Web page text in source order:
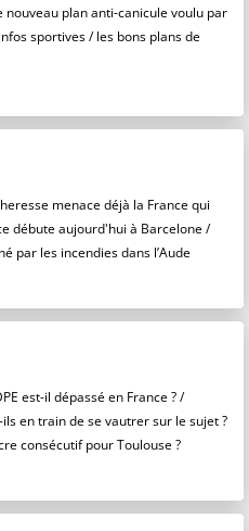
plan anti-canicule voulu par
sportives / les bons plans de
menace déjà la France qui
débute aujourd'hui à Barcelone /
par les incendies dans l’Aude
est-il dépassé en France ? /
en train de se vautrer sur le sujet ?
consécutif pour Toulouse ?